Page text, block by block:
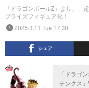
「ドラゴンボールZ」より、「
プライズフィギュア化！
2025.3.11 Tue 17:30
シェア
「ドラゴ
テンクス